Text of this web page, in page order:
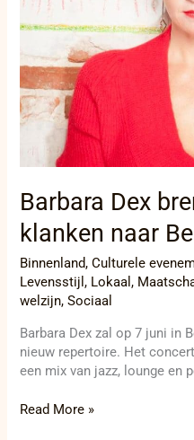
Barbara Dex
klanken naar
Binnenland,Culturele
Levensstijl, Lokaal,
welzijn,Sociaal
Barbara Dex zal op 7 juni in
nieuw repertoire. Het
een mix van jazz, lounge en
Intiem
Read More »